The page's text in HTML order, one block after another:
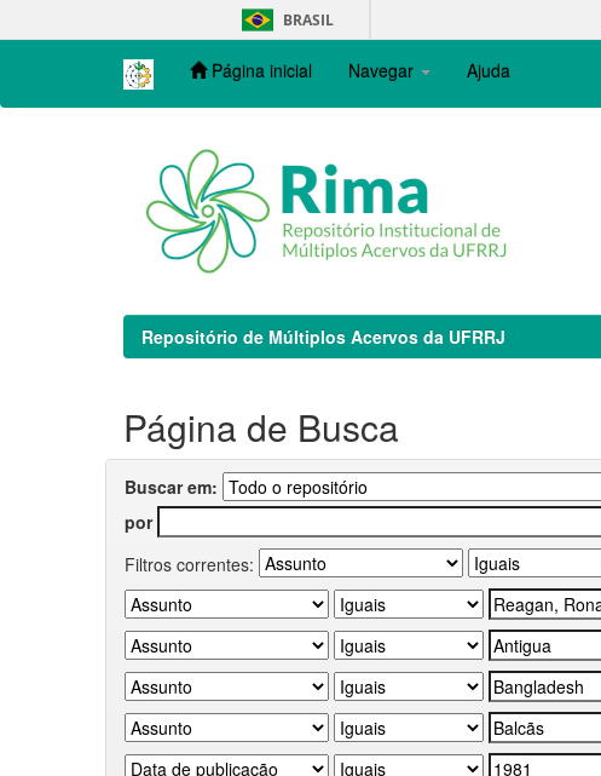
navigation
BRASIL
Página inicial Navegar Ajuda
Repositório de Múltiplos Acervos da UFRRJ
Página de Busca
Buscar em:
por
Filtros correntes: